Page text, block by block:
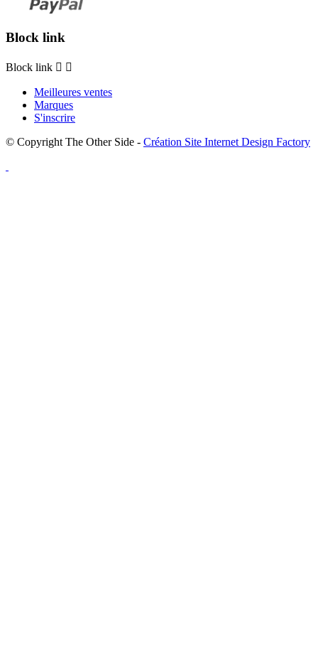
Block link
Block link  
Meilleures ventes
Marques
S'inscrire
© Copyright The Other Side - Création Site Internet Design Factory